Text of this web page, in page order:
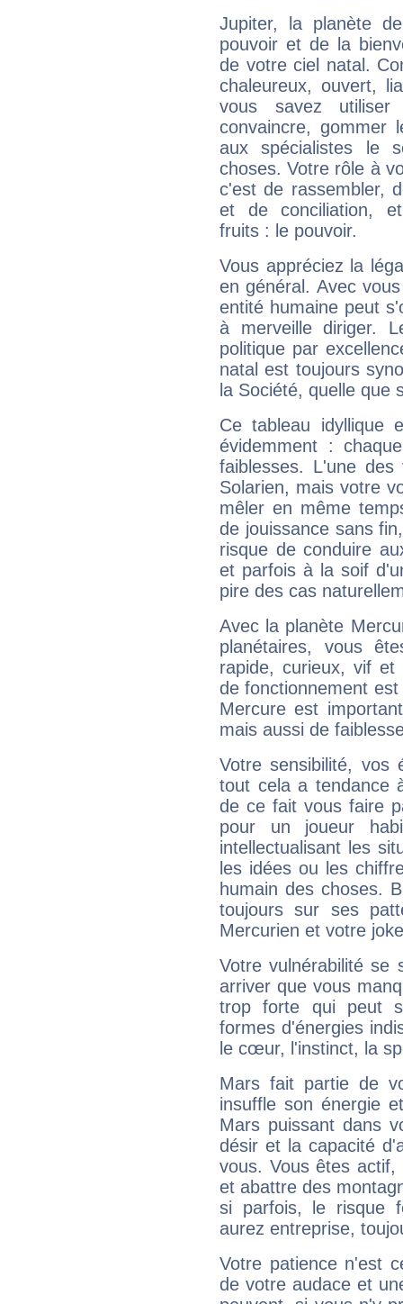
Jupiter, la planète
pouvoir et de la
de votre ciel natal.
chaleureux, ouvert,
vous savez
convaincre, gommer
aux spécialistes le
choses. Votre rôle à
c'est de rassembler,
et de conciliation,
fruits : le pouvoir.
Vous appréciez la
en général. Avec
entité humaine peut
à merveille diriger.
politique par
natal est toujours
la Société, quelle que
Ce tableau idyllique
évidemment :
faiblesses. L'une
Solarien, mais votre
mêler en même
de jouissance sans
risque de conduire
et parfois à la soif
pire des cas
Avec la planète
planétaires, vous
rapide, curieux, vif et
de fonctionnement
Mercure est
mais aussi de
Votre sensibilité,
tout cela a tendance
de ce fait vous faire
pour un joueur
intellectualisant les
les idées ou les
humain des choses.
toujours sur ses
Mercurien et votre
Votre vulnérabilité se
arriver que vous
trop forte qui peut
formes d'énergies
le cœur, l'instinct, la
Mars fait partie de
insuffle son énergie
Mars puissant dans
désir et la capacité
vous. Vous êtes
et abattre des
si parfois, le risque
aurez entreprise,
Votre patience n'est
de votre audace et